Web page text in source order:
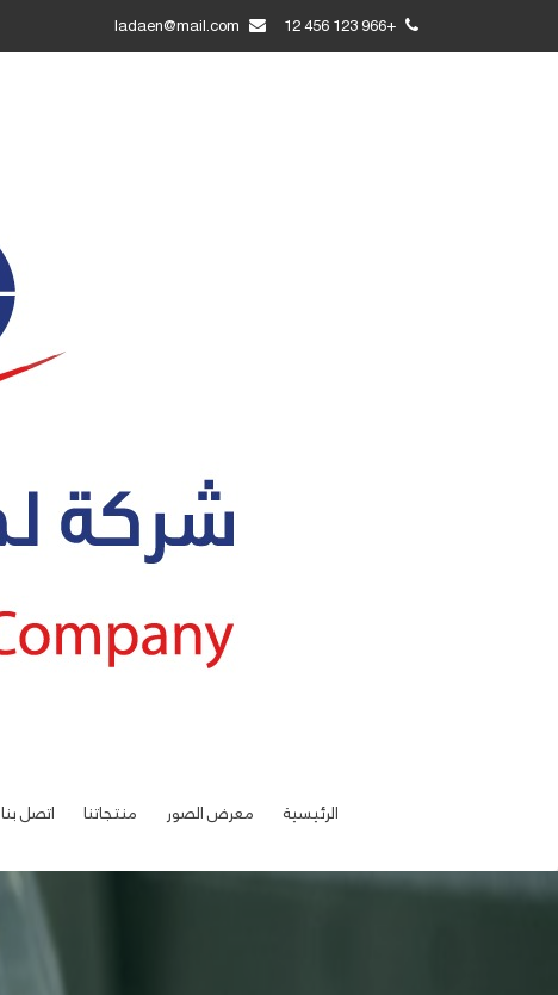
+966 123 456 12
الرئيسية معرض الصور منتجاتنا اتصل بنا